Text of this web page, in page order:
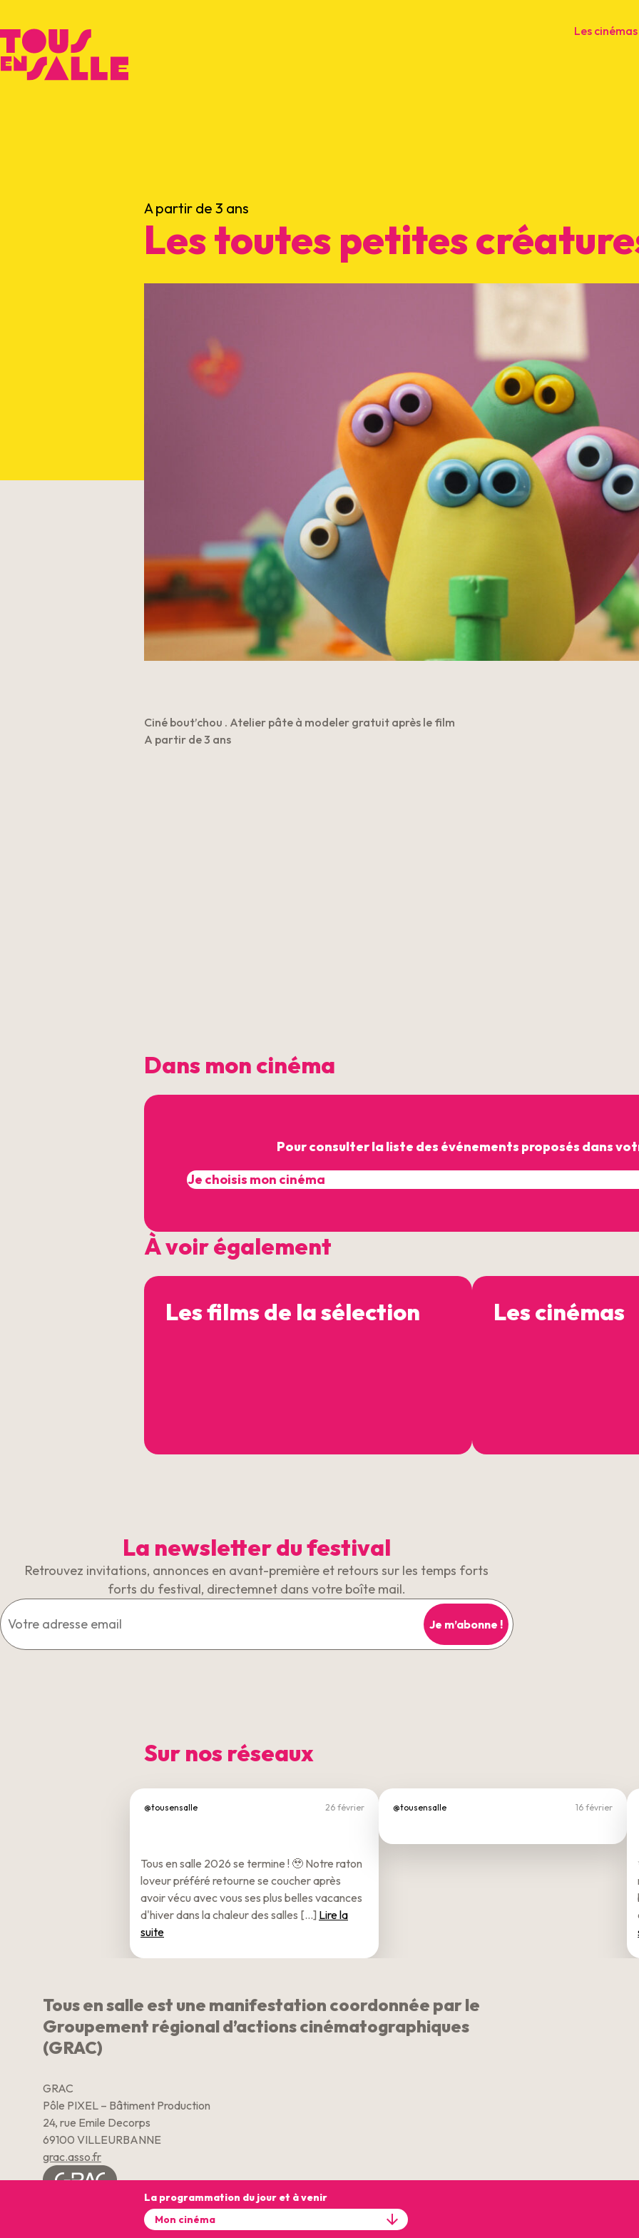
Les
A partir de 3 ans
Les toutes petites
Ciné bout’chou . Atelier pâte à modeler gratuit après le film
A partir de 3 ans
Dans mon cinéma
Pour consulter la liste des événements proposés dans
À voir également
Les films de la sélection Les cinémas
La programmation du jour et à venir
La newsletter du festival
Retrouvez invitations, annonces en avant-première et retours sur les temps forts
forts du festival, directemnet dans votre boîte mail.
Sur nos réseaux
@tousensalle 26 février
Tous en salle 2026 se termine ! 🥹 Notre raton
loveur préféré retourne se coucher après
avoir vécu avec vous ses plus belles vacances
d'hiver dans la chaleur des salles [...] Lire la
suite
@tousensalle 16 février
Tous en salle est une manifestation coordonnée par le
Groupement régional d’actions cinématographiques
(GRAC)
GRAC
Pôle PIXEL – Bâtiment Production
24, rue Emile Decorps
69100 VILLEURBANNE
grac.asso.fr